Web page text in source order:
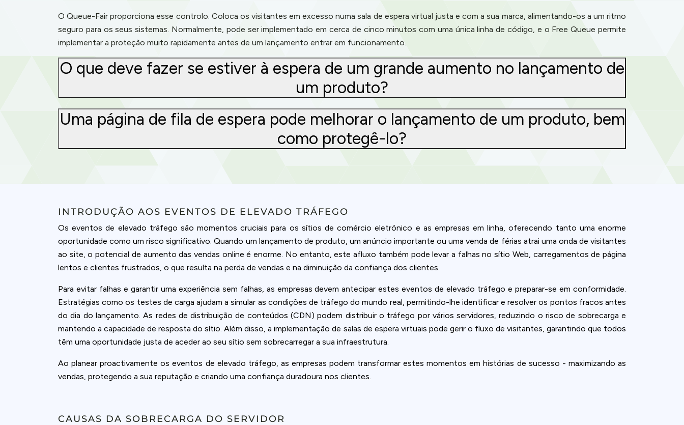
O Queue-Fair proporciona esse controlo. Coloca os visitantes em excesso numa sala de espera virtual justa e com a sua marca, alimentando-os a um ritmo
seguro para os seus sistemas. Normalmente, pode ser implementado em cerca de cinco minutos com uma única linha de código, e o Free Queue permite
implementar a proteção muito rapidamente antes de um lançamento entrar em funcionamento.
O que deve fazer se estiver à espera de um grande aumento no lançamento de
um produto?
Uma página de fila de espera pode melhorar o lançamento de um produto, bem
como protegê-lo?
INTRODUÇÃO AOS EVENTOS DE ELEVADO TRÁFEGO
Os eventos de elevado tráfego são momentos cruciais para os sítios de comércio eletrónico e as empresas em linha, oferecendo tanto uma enorme
oportunidade como um risco significativo. Quando um lançamento de produto, um anúncio importante ou uma venda de férias atrai uma onda de visitantes
ao site, o potencial de aumento das vendas online é enorme. No entanto, este afluxo também pode levar a falhas no sítio Web, carregamentos de página
lentos e clientes frustrados, o que resulta na perda de vendas e na diminuição da confiança dos clientes.
Para evitar falhas e garantir uma experiência sem falhas, as empresas devem antecipar estes eventos de elevado tráfego e preparar-se em conformidade.
Estratégias como os testes de carga ajudam a simular as condições de tráfego do mundo real, permitindo-lhe identificar e resolver os pontos fracos antes
do dia do lançamento. As redes de distribuição de conteúdos (CDN) podem distribuir o tráfego por vários servidores, reduzindo o risco de sobrecarga e
mantendo a capacidade de resposta do sítio. Além disso, a implementação de salas de espera virtuais pode gerir o fluxo de visitantes, garantindo que todos
têm uma oportunidade justa de aceder ao seu sítio sem sobrecarregar a sua infraestrutura.
Ao planear proactivamente os eventos de elevado tráfego, as empresas podem transformar estes momentos em histórias de sucesso - maximizando as
vendas, protegendo a sua reputação e criando uma confiança duradoura nos clientes.
CAUSAS DA SOBRECARGA DO SERVIDOR